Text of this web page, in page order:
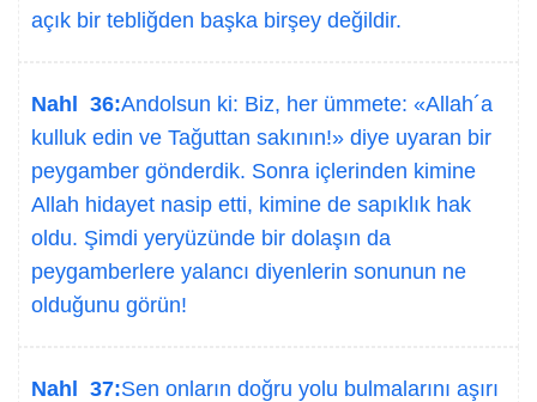
açık bir tebliğden başka birşey değildir.
Nahl 36:Andolsun ki: Biz, her ümmete: «Allah´a
kulluk edin ve Tağuttan sakının!» diye uyaran bir
peygamber gönderdik. Sonra içlerinden kimine
Allah hidayet nasip etti, kimine de sapıklık hak
oldu. Şimdi yeryüzünde bir dolaşın da
peygamberlere yalancı diyenlerin sonunun ne
olduğunu görün!
Nahl 37:Sen onların doğru yolu bulmalarını aşırı